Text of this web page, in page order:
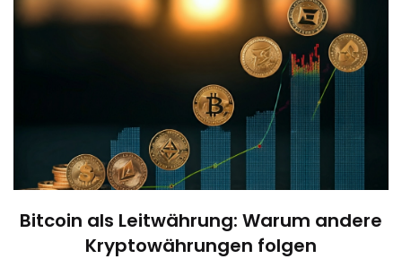
Bitcoin als Leitwährung: Warum andere
Kryptowährungen folgen